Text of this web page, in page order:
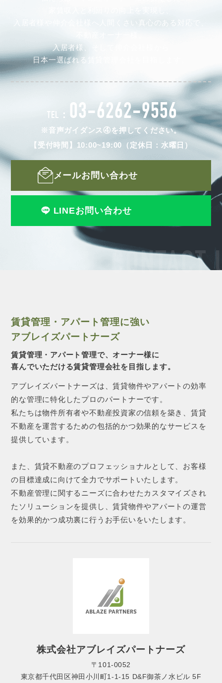
CONTACT
入居者様や仲介会社様へ人間くさい真心のある対応で、
入居者様、そして仲介会社様から
日本一選ばれる賃貸管理会社を目指します。
TEL： 03-6262-9556
※音声ガイダンス④を押してください。
【受付時間】10:00~19:00（定休日：水曜日）
メールお問い合わせ
LINEお問い合わせ
賃貸管理・アパート管理に強い
アブレイズパートナーズ
賃貸管理・アパート管理で、オーナー様に
喜んでいただける賃貸管理会社を目指します。
アブレイズパートナーズは、賃貸物件やアパートの効率
的な管理に特化したプロのパートナーです。
私たちは物件所有者や不動産投資家の信頼を築き、賃貸
不動産を運営するための包括的かつ効果的なサービスを
提供しています。
また、賃貸不動産のプロフェッショナルとして、お客様
の目標達成に向けて全力でサポートいたします。
不動産管理に関するニーズに合わせたカスタマイズされ
たソリューションを提供し、賃貸物件やアパートの運営
を効果的かつ成功裏に行うお手伝いをいたします。
株式会社アブレイズパートナーズ
〒101-0052
東京都千代田区神田小川町1-1-15 D&F御茶ノ水ビル 5F